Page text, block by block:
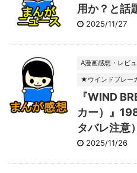
用か？と話
2025/11/27
A漫画感想・レビ
★ウインドブレー
『WIND
カー）』
タバレ注意）
2025/11/26